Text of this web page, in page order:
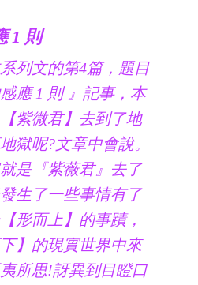
1 則
列文的第4篇，題目
應 1 則 』記事，本
紫微君】去到了地
獄呢?文章中會說。
是『紫薇君』去了
生了一些事情有了
形而上】的事蹟，
】的現實世界中來
所思!訝異到目瞪口